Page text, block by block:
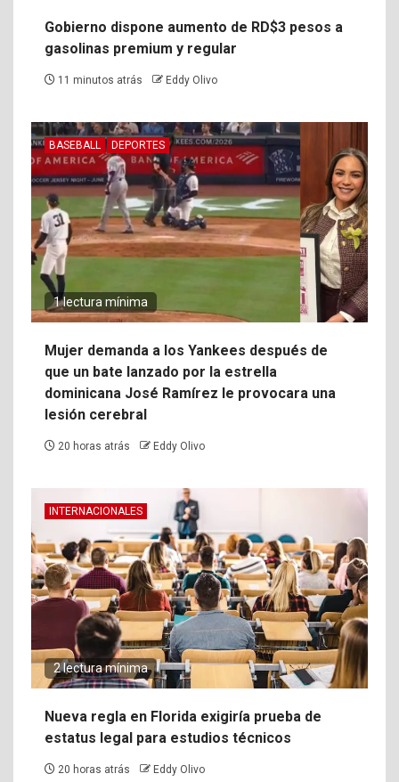
Gobierno dispone aumento de RD$3 pesos a
gasolinas premium y regular
11 minutos atrás Eddy Olivo
BASEBALL DEPORTES
1 lectura mínima
Mujer demanda a los Yankees después de
que un bate lanzado por la estrella
dominicana José Ramírez le provocara una
lesión cerebral
20 horas atrás Eddy Olivo
INTERNACIONALES
2 lectura mínima
Nueva regla en Florida exigiría prueba de
estatus legal para estudios técnicos
20 horas atrás Eddy Olivo